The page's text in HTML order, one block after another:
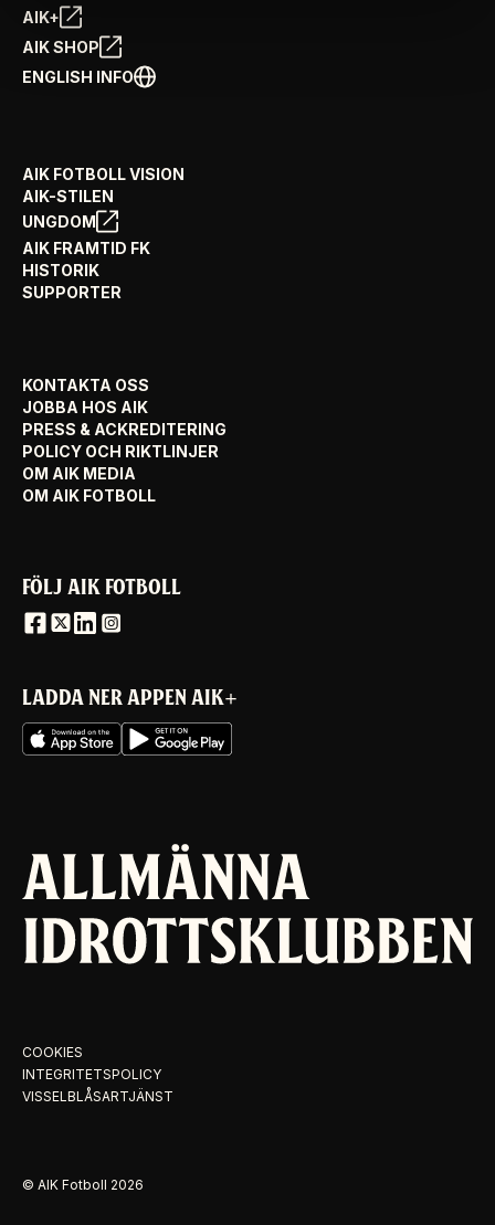
AIK+
AIK SHOP
ENGLISH INFO
AIK FOTBOLL VISION
AIK-STILEN
UNGDOM
AIK FRAMTID FK
HISTORIK
SUPPORTER
KONTAKTA OSS
JOBBA HOS AIK
PRESS & ACKREDITERING
POLICY OCH RIKTLINJER
OM AIK MEDIA
OM AIK FOTBOLL
FÖLJ AIK FOTBOLL
LADDA NER APPEN AIK+
COOKIES
INTEGRITETSPOLICY
VISSELBLÅSARTJÄNST
© AIK Fotboll 2026